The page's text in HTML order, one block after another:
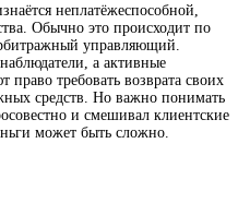
неплатёжеспособной,
Обычно это происходит по
управляющий.
а активные
требовать возврата своих
средств. Но важно понимать
и смешивал клиентские
может быть сложно.